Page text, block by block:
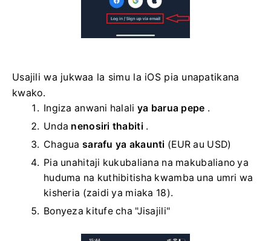
Usajili wa jukwaa la simu la iOS pia unapatikana
kwako.
Ingiza anwani halali ya barua pepe .
Unda nenosiri thabiti .
Chagua sarafu ya akaunti (EUR au USD)
Pia unahitaji kukubaliana na makubaliano ya
huduma na kuthibitisha kwamba una umri wa
kisheria (zaidi ya miaka 18).
Bonyeza kitufe cha "Jisajili"